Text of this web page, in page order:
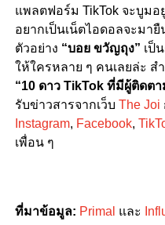
แพลตฟอร์ม TikTok จะบูม
อยากเป็นเน็ตไอดอลจะมา
ตัวอย่าง “บอย ขวัญถุง” เป็
ให้ใครหลาย ๆ คนเลยล่ะ ส
“10 ดาว TikTok ที่มีผู้ติดต
รับข่าวสารจากเว็บ The Joi
Instagram, Facebook,
เพื่อน ๆ
ที่มาข้อมูล: Primal และ